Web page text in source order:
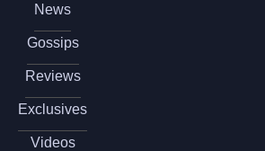
News
Gossips
Reviews
Exclusives
Videos